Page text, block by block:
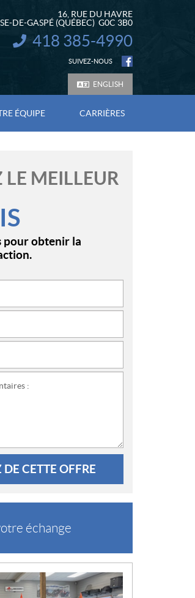
16, RUE DU HAVRE
DE-GASPÉ (QUÉBEC) G0C 3B0
INFORMATION :
418 385-4990
SUIVEZ-NOUS
ENGLISH
ÉQUIPE CARRIÈRES
LE MEILLEUR
pour obtenir la
:
CETTE OFFRE
échange